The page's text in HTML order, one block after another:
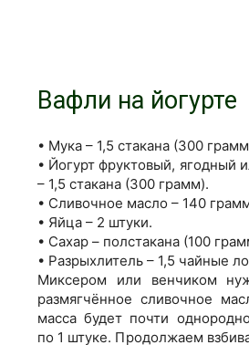
Вафли на йогурте
• Мука – 1,5 стакана (300
• Йогурт фруктовый, ягодный
– 1,5 стакана (300 грамм).
• Сливочное масло – 140
• Яйца – 2 штуки.
• Сахар – полстакана (100
• Разрыхлитель – 1,5 чайные
Миксером или венчиком
размягчённое сливочное
масса будет почти
по 1 штуке. Продолжаем